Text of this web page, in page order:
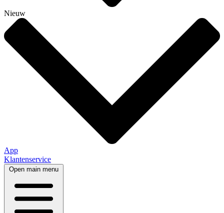
Nieuw
App
Klantenservice
Open main menu